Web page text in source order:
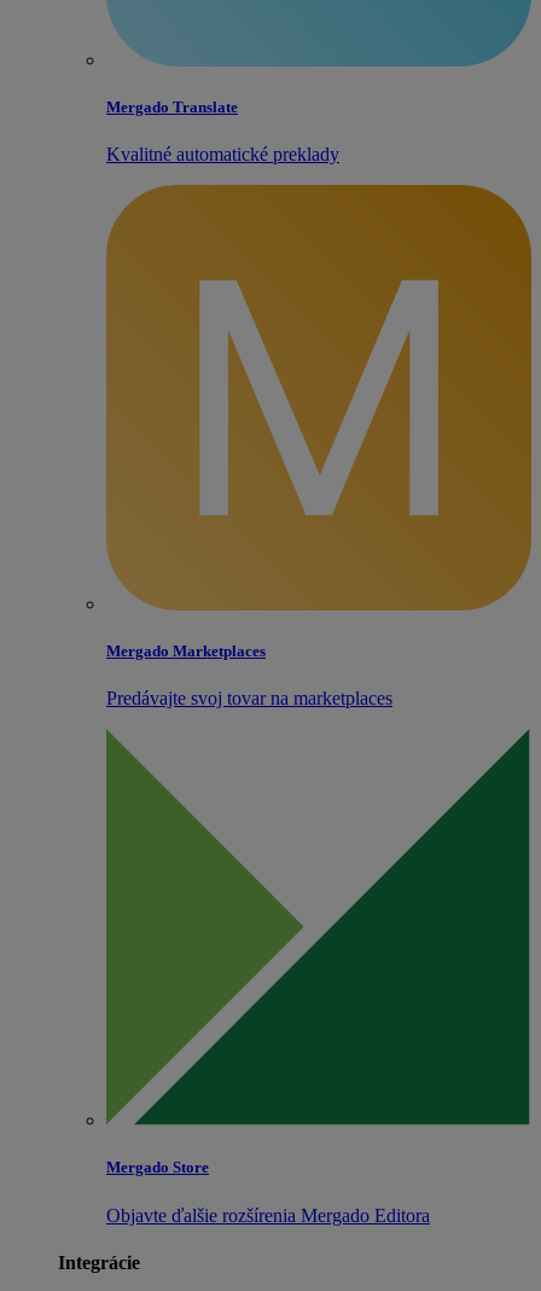
Mergado Translate
Kvalitné automatické preklady
Mergado Marketplaces
Predávajte svoj tovar na marketplaces
Mergado Store
Objavte ďalšie rozšírenia Mergado Editora
Integrácie